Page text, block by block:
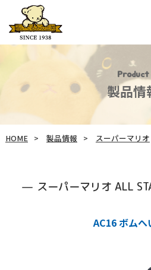
Product
製品情
HOME 製品情報 スーパーマリオ
スーパーマリオ ALL
AC16 ボムへ